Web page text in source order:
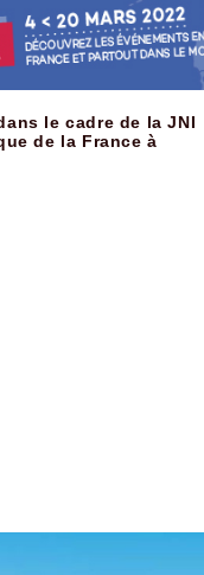
le cadre de la JNI
de la France à